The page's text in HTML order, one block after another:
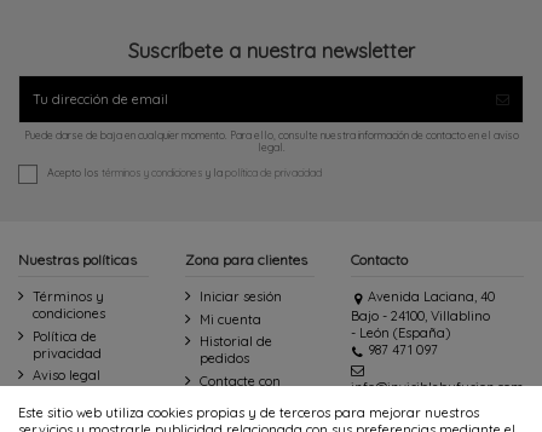
Suscríbete a nuestra newsletter
Puede darse de baja en cualquier momento. Para ello, consulte nuestra información de contacto en el aviso
legal.
Acepto los términos y condiciones y lapolítica de privacidad
Nuestras políticas
Términos y
condiciones
Política de
privacidad
Aviso legal
Accesibilidad
Zona para clientes
Iniciar sesión
Mi cuenta
Historial de
pedidos
Contacte con
Contacto
Avenida Laciana, 40
Bajo - 24100, Villablino
- León (España)
987 471 097
info@invisiblebyfusion.com
Este sitio web utiliza cookies propias y de terceros para mejorar nuestros